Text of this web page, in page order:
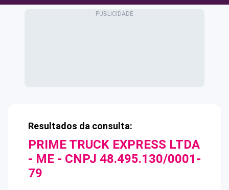
Resultados da consulta:
PRIME TRUCK EXPRESS LTDA
- ME - CNPJ 48.495.130/0001-
79